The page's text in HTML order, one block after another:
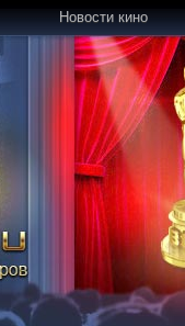
Новости кино